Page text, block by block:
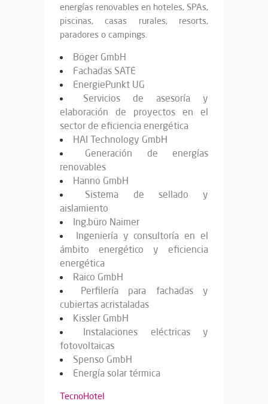
energías renovables en hoteles, SPAs,
piscinas, casas rurales, resorts,
paradores o campings.
Böger GmbH
Fachadas SATE
EnergiePunkt UG
Servicios de asesoría y
elaboración de proyectos en el
sector de eficiencia energética
HAI Technology GmbH
Generación de energías
renovables
Hanno GmbH
Sistema de sellado y
aislamiento
Ing.büro Naimer
Ingeniería y consultoría en el
ámbito energético y eficiencia
energética
Raico GmbH
Perfilería para fachadas y
cubiertas acristaladas
Kissler GmbH
Instalaciones eléctricas y
fotovoltaicas
Spenso GmbH
Energía solar térmica
TecnoHotel